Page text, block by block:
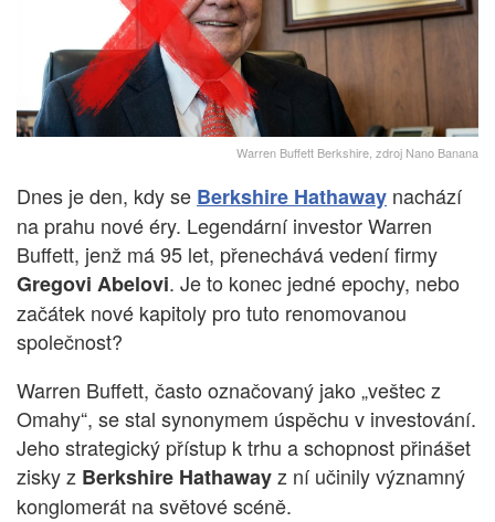
Warren Buffett Berkshire, zdroj Nano Banana
Dnes je den, kdy se Berkshire Hathaway nachází
na prahu nové éry. Legendární investor Warren
Buffett, jenž má 95 let, přenechává vedení firmy
Gregovi Abelovi. Je to konec jedné epochy, nebo
začátek nové kapitoly pro tuto renomovanou
společnost?
Warren Buffett, často označovaný jako „veštec z
Omahy“, se stal synonymem úspěchu v investování.
Jeho strategický přístup k trhu a schopnost přinášet
zisky z Berkshire Hathawayz ní učinily významný
konglomerát na světové scéně.